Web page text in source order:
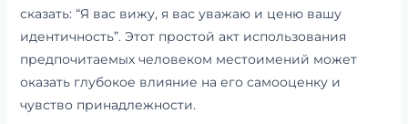
сказать: “Я вас вижу, я вас уважаю и ценю вашу
идентичность”. Этот простой акт использования
предпочитаемых человеком местоимений может
оказать глубокое влияние на его самооценку и
чувство принадлежности.